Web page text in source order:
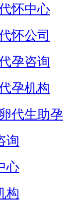
怀中心
怀公司
孕咨询
孕机构
代生助孕
询
心
构